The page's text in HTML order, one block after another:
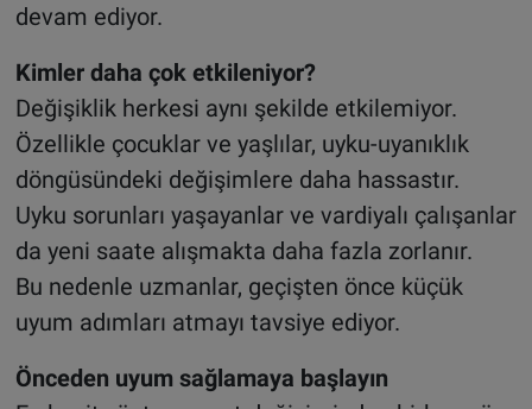
devam ediyor.
Kimler daha çok etkileniyor?
Değişiklik herkesi aynı şekilde etkilemiyor.
Özellikle çocuklar ve yaşlılar, uyku-uyanıklık
döngüsündeki değişimlere daha hassastır.
Uyku sorunları yaşayanlar ve vardiyalı çalışanlar
da yeni saate alışmakta daha fazla zorlanır.
Bu nedenle uzmanlar, geçişten önce küçük
uyum adımları atmayı tavsiye ediyor.
Önceden uyum sağlamaya başlayın